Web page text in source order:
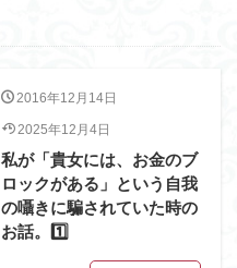
2016年12月14日
2025年12月4日
私が「貴女には、お金のブ
ロックがある」という自我
の囁きに騙されていた時の
お話。1️⃣